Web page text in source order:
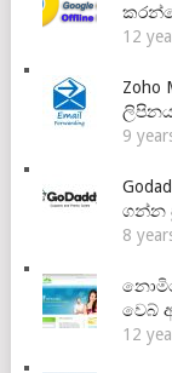
12
Zoho
9
ගන්න
8
වෙබ්
12